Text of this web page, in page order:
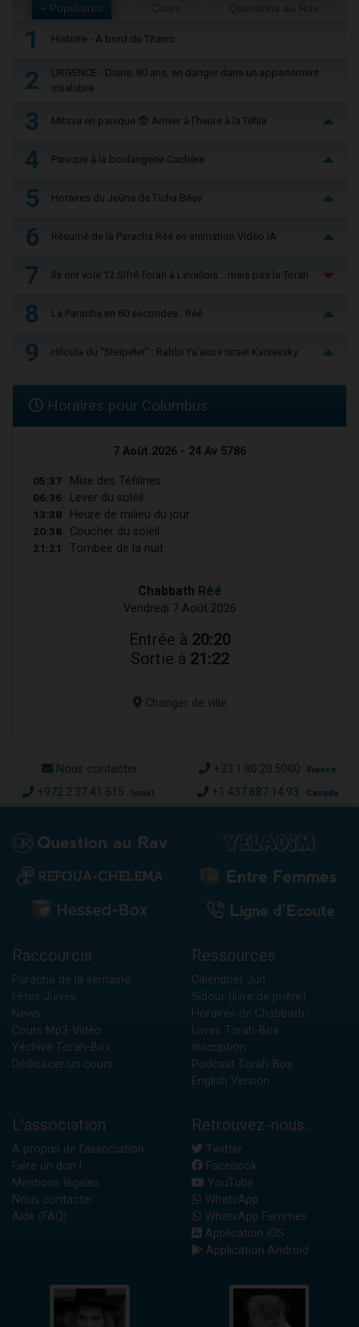
+ Populaires
1 Histoire - À bord du Titanic
2
URGENCE - Diane, 80 ans, en danger dans un appartement
insalubre
3 Mitsva en panique 😨 Arriver à l'heure à la Téfila
4 Panique à la boulangerie Cachère
5 Horaires du Jeûne de Ticha Béav
6 Résumé de la Paracha Réé en animation Vidéo IA
7 Ils ont volé 12 Sifré Torah à Levallois… mais pas la Torah
8 La Paracha en 60 secondes : Réé
9 Hiloula du "Steïpeler" : Rabbi Ya’acov Israël Kanievsky
Horaires pour Columbus
7 Août 2026 - 24 Av 5786
05:37 Mise des Téfilines
06:36 Lever du soleil
13:38 Heure de milieu du jour
20:38 Coucher du soleil
21:21 Tombée de la nuit
Chabbath Réé
Vendredi 7 Août 2026
Entrée à 20:20
Sortie à 21:22
Changer de ville
Nous contacter +33.1.80.20.5000 France
+972.2.37.41.515 Israël +1.437.887.14.93 Canada
Raccourcis
Paracha de la semaine
Fêtes Juives
News
Cours Mp3-Vidéo
Yéchiva Torah-Box
Dédicacer un cours
Ressources
Calendrier Juif
Sidour (livre de prière)
Horaires de Chabbath
Livres Torah-Box
Inscription
Podcast Torah-Box
English Version
L'association
A propos de l'association
Faire un don !
Mentions légales
Nous contacter
Aide (FAQ)
Retrouvez-nous...
Twitter
Facebook
YouTube
WhatsApp
WhatsApp Femmes
Application iOS
Application Android